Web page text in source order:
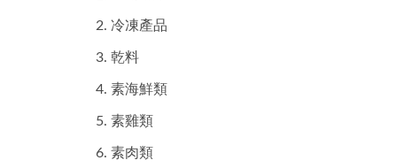
2. 冷凍產品
3. 乾料
4. 素海鮮類
5. 素雞類
6. 素肉類